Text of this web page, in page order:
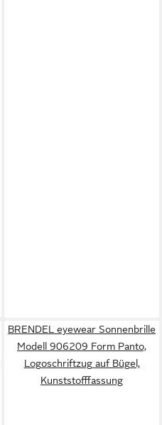
BRENDEL eyewear Sonnenbrille
Modell 906209 Form Panto,
Logoschriftzug auf Bügel,
Kunststofffassung